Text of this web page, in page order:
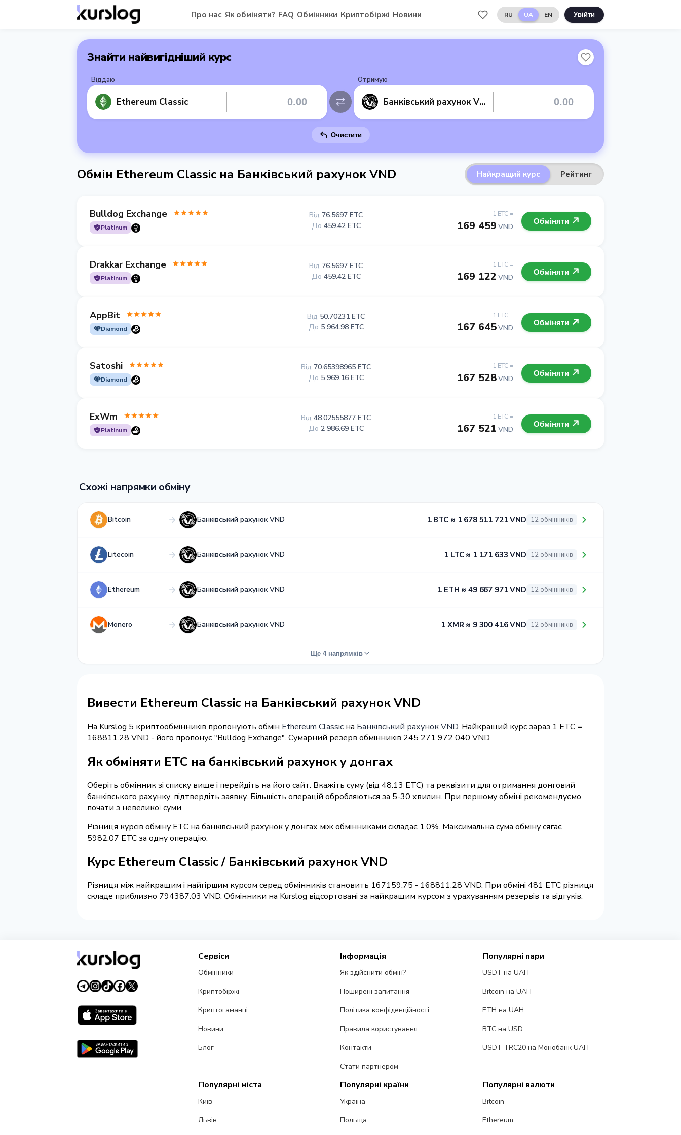
Про нас Як обміняти? FAQ Обмінники Криптобіржі Новини RU UA EN Увійти
Знайти найвигідніший курс
Віддаю
Ethereum Classic
Отримую
Банківський рахунок VND
Очистити
Обмін Ethereum Classic на Банківський рахунок VND Найкращий курс Рейтинг
Bulldog Exchange
Platinum
1 ETC =
169 459 VND
Від 76.5697 ETC
До 459.42 ETC Обміняти
Drakkar Exchange
Platinum
1 ETC =
169 122 VND
Від 76.5697 ETC
До 459.42 ETC Обміняти
AppBit
Diamond
1 ETC =
167 645VND
Від 50.70231 ETC
До 5 964.98 ETC Обміняти
Satoshi
Diamond
1 ETC =
167 528VND
Від 70.65398965 ETC
До 5 969.16 ETC Обміняти
ExWm
Platinum
1 ETC =
167 521 VND
Від 48.02555877 ETC
До 2 986.69 ETC Обміняти
Схожі напрямки обміну
Bitcoin Банківський рахунок VND 1 BTC ≈ 1 678 511 721 VND 12 обмінників
Litecoin Банківський рахунок VND 1 LTC ≈ 1 171 633 VND 12 обмінників
Ethereum Банківський рахунок VND 1 ETH ≈ 49 667 971 VND 12 обмінників
Monero Банківський рахунок VND 1 XMR ≈ 9 300 416 VND 12 обмінників
Ще 4 напрямків
Вивести Ethereum Classic на Банківський рахунок VND
На Kurslog 5 криптообмінників пропонують обмін Ethereum Classic на Банківський рахунок VND. Найкращий курс зараз 1 ETC =
168811.28 VND - його пропонує "Bulldog Exchange". Сумарний резерв обмінників 245 271 972 040 VND.
Як обміняти ETC на банківський рахунок у донгах
Оберіть обмінник зі списку вище і перейдіть на його сайт. Вкажіть суму (від 48.13 ETC) та реквізити для отримання донговий
банківського рахунку, підтвердіть заявку. Більшість операцій обробляються за 5-30 хвилин. При першому обміні рекомендуємо
почати з невеликої суми.
Різниця курсів обміну ETC на банківський рахунок у донгах між обмінниками складає 1.0%. Максимальна сума обміну сягає
5982.07 ETC за одну операцію.
Курс Ethereum Classic / Банківський рахунок VND
Різниця між найкращим і найгіршим курсом серед обмінників становить 167159.75 - 168811.28 VND. При обміні 481 ETC різниця
складе приблизно 794387.03 VND. Обмінники на Kurslog відсортовані за найкращим курсом з урахуванням резервів та відгуків.
Сервіси
Обмінники
Криптобіржі
Криптогаманці
Новини
Блог
Інформація
Як здійснити обмін?
Поширені запитання
Політика конфіденційності
Правила користування
Контакти
Стати партнером
Популярні пари
USDT на UAH
Bitcoin на UAH
ETH на UAH
BTC на USD
USDT TRC20 на Монобанк UAH
Популярні міста
Київ
Львів
Популярні країни
Україна
Польща
Популярні валюти
Bitcoin
Ethereum